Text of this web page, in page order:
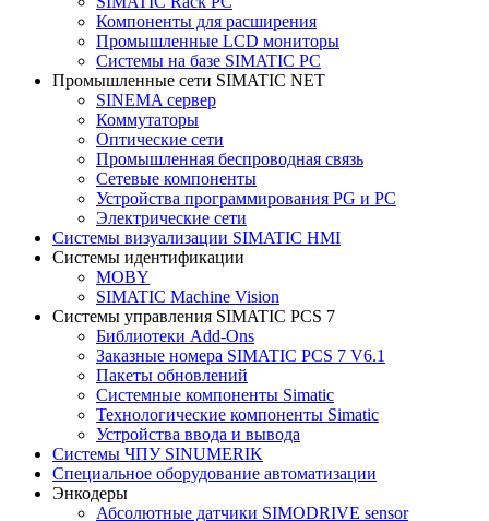
Компоненты для расширения
Промышленные LCD мониторы
Системы на базе SIMATIC PC
Промышленные сети SIMATIC NET
SINEMA сервер
Коммутаторы
Оптические сети
Промышленная беспроводная связь
Сетевые компоненты
Устройства программирования PG и PC
Электрические сети
Системы визуализации SIMATIC HMI
Системы идентификации
MOBY
SIMATIC Machine Vision
Системы управления SIMATIC PCS 7
Библиотеки Add-Ons
Заказные номера SIMATIC PCS 7 V6.1
Пакеты обновлений
Системные компоненты Simatic
Технологические компоненты Simatic
Устройства ввода и вывода
Системы ЧПУ SINUMERIK
Специальное оборудование автоматизации
Энкодеры
Абсолютные датчики SIMODRIVE sensor